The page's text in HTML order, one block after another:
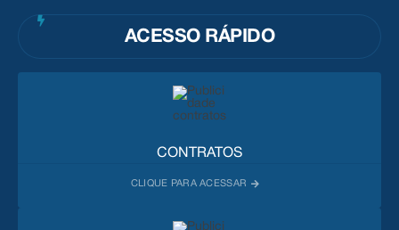
ACESSO RÁPIDO
CONTRATOS